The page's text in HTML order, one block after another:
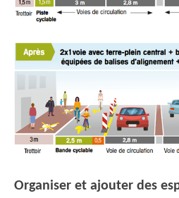
Organiser et ajouter des